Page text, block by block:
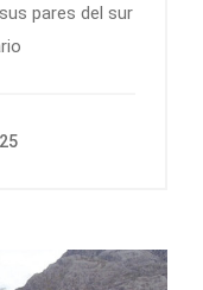
pares del sur